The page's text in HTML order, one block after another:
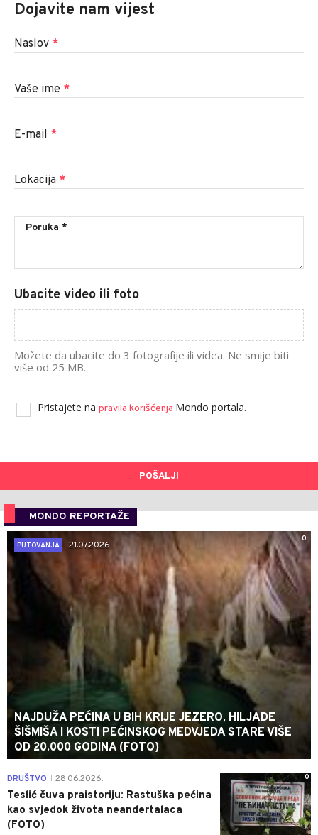
Dojavite nam vijest
Naslov *
Vaše ime *
E-mail *
Lokacija *
Ubacite video ili foto
Možete da ubacite do 3 fotografije ili videa. Ne smije biti
više od 25 MB.
Pristajete na pravila korišćenja Mondo portala.
POŠALJI
MONDO REPORTAŽE
0
PUTOVANJA
21.07.2026.
NAJDUŽA PEĆINA U BIH KRIJE JEZERO, HILJADE
ŠIŠMIŠA I KOSTI PEĆINSKOG MEDVJEDA STARE VIŠE
OD 20.000 GODINA (FOTO)
0
DRUŠTVO 28.06.2026.
Teslić čuva praistoriju: Rastuška pećina
kao svjedok života neandertalaca
(FOTO)